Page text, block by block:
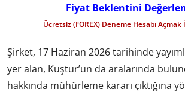
Fiyat Beklentini
Ücretsiz (FOREX) Deneme Hesabı Açmak
Şirket, 17 Haziran 2026 tarihinde
yer alan, Kuştur’un da aralarında
hakkında mühürleme kararı çıktığına